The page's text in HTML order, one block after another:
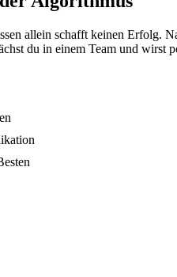
allein schafft keinen Erfolg.
du in einem Team und wirst